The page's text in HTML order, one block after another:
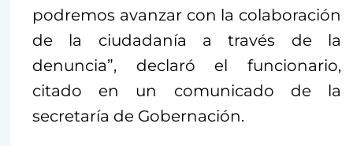
podremos avanzar con la colaboración
de la ciudadanía a través de la
denuncia”, declaró el funcionario,
citado en un comunicado de la
secretaría de Gobernación.